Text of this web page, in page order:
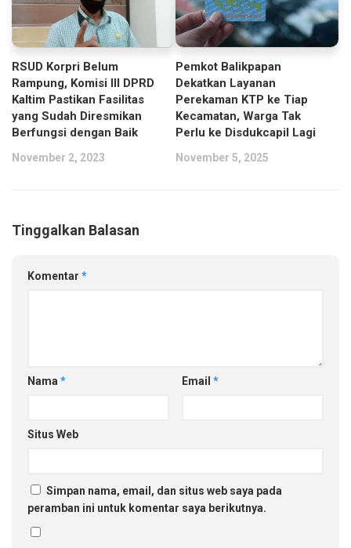
RSUD Korpri Belum
Rampung, Komisi III DPRD
Kaltim Pastikan Fasilitas
yang Sudah Diresmikan
Berfungsi dengan Baik
November 2, 2023
Pemkot Balikpapan
Dekatkan Layanan
Perekaman KTP ke Tiap
Kecamatan, Warga Tak
Perlu ke Disdukcapil Lagi
November 5, 2025
Tinggalkan Balasan
Komentar *
Nama * Email *
Situs Web
Simpan nama, email, dan situs web saya pada
peramban ini untuk komentar saya berikutnya.